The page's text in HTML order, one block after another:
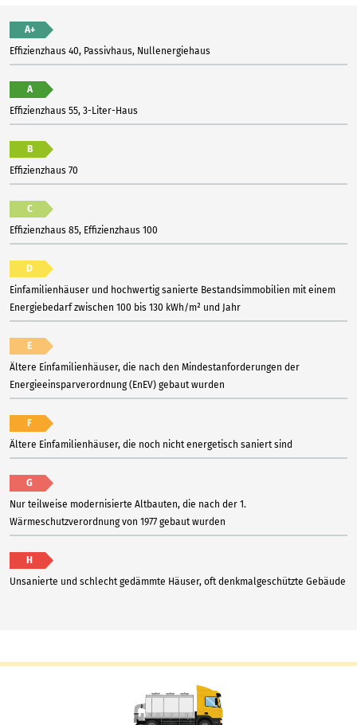
A+
Effizienzhaus 40, Passivhaus, Nullenergiehaus
A
Effizienzhaus 55, 3-Liter-Haus
B
Effizienzhaus 70
C
Effizienzhaus 85, Effizienzhaus 100
D
Einfamilienhäuser und hochwertig sanierte Bestandsimmobilien mit einem
Energiebedarf zwischen 100 bis 130 kWh/m² und Jahr
E
Ältere Einfamilienhäuser, die nach den Mindestanforderungen der
Energieeinsparverordnung (EnEV) gebaut wurden
F
Ältere Einfamilienhäuser, die noch nicht energetisch saniert sind
G
Nur teilweise modernisierte Altbauten, die nach der 1.
Wärmeschutzverordnung von 1977 gebaut wurden
H
Unsanierte und schlecht gedämmte Häuser, oft denkmalgeschützte Gebäude